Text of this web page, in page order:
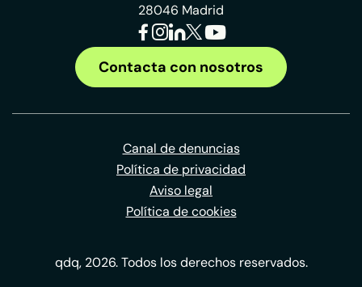
28046 Madrid
Contacta con nosotros
Canal de denuncias
Política de privacidad
Aviso legal
Política de cookies
qdq, 2026. Todos los derechos reservados.